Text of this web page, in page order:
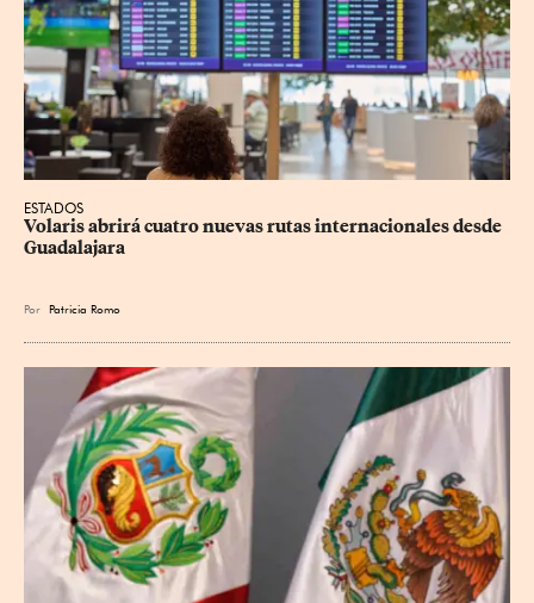
ESTADOS
Volaris abrirá cuatro nuevas rutas internacionales desde
Guadalajara
Por Patricia Romo